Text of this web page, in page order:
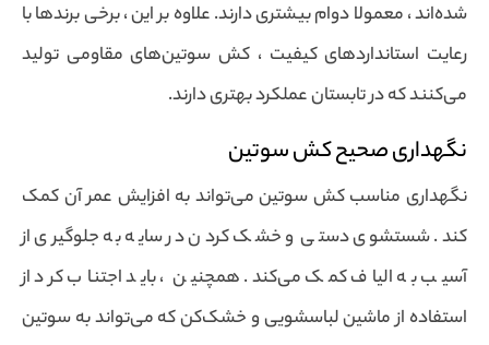
شده‌اند ، معمولا دوام بیشتری دارند. علاوه بر این ، برخی برندها با
رعایت استانداردهای کیفیت ، کش سوتین‌های مقاومی تولید
می‌کنند که در تابستان عملکرد بهتری دارند.
نگهداری صحیح کش سوتین
نگهداری مناسب کش سوتین می‌تواند به افزایش عمر آن کمک
کند. شستشوی دستی و خشک کردن در سایه به جلوگیری از
آسیب به الیاف کمک می‌کند. همچنین ، باید اجتناب کرد از
استفاده از ماشین لباسشویی و خشک‌کن که می‌تواند به سوتین